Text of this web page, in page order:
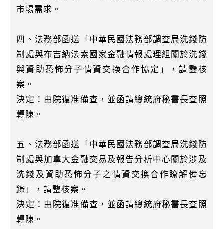
市場需求。
四、法務部函送「中華民國法務部調查局洗錢防
制處與布吉納法索國家金融情報處理組關於洗錢
與資助恐怖分子情資交換合作協定」，請鑒核
案。
決定：由院復准備查，並函請總統府秘書長查照
轉陳。
五、法務部函送「中華民國法務部調查局洗錢防
制處與加拿大金融交易及報告分析中心關於涉及
洗錢及資助恐怖分子之情資交換合作瞭解備忘
錄」，請鑒核案。
決定：由院復准備查，並函請總統府秘書長查照
轉陳。